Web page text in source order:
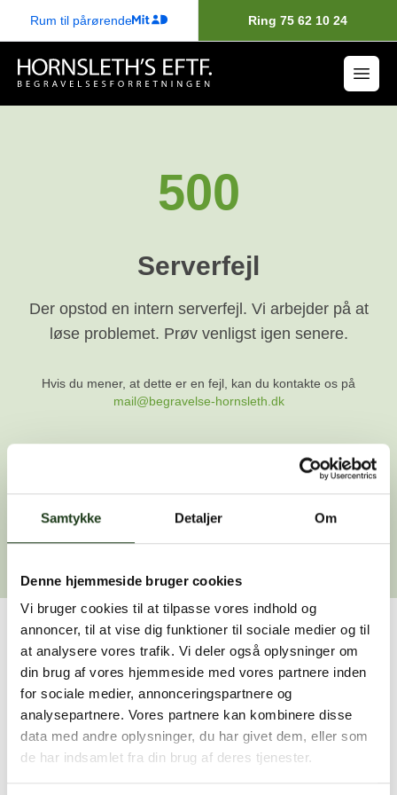
Samtykke Detaljer Om
Denne hjemmeside bruger cookies
Vi bruger cookies til at tilpasse vores indhold og
annoncer, til at vise dig funktioner til sociale medier og til
at analysere vores trafik. Vi deler også oplysninger om
din brug af vores hjemmeside med vores partnere inden
for sociale medier, annonceringspartnere og
analysepartnere. Vores partnere kan kombinere disse
data med andre oplysninger, du har givet dem, eller som
de har indsamlet fra din brug af deres tjenester.
Rum til pårørende Ring 75 62 10 24
500
Serverfejl
Der opstod en intern serverfejl. Vi arbejder på at
løse problemet. Prøv venligst igen senere.
Hvis du mener, at dette er en fejl, kan du kontakte os på
mail@begravelse-hornsleth.dk
Gå tilbage
Har du brug for hjælp?
Vi er her for at hjælpe dig. Du er velkommen til at kontakte
os, hvis du har spørgsmål eller brug for assistance.
59 45 10 14
Find nærmeste afdeling